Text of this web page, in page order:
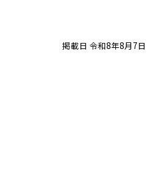
掲載日 令和8年8月7日